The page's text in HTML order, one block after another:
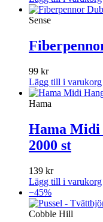
Sense
99 kr
Lägg till i varukorg
Hama
Hama Midi
2000 st
139 kr
Lägg till i varukorg
−45%
Cobble Hill